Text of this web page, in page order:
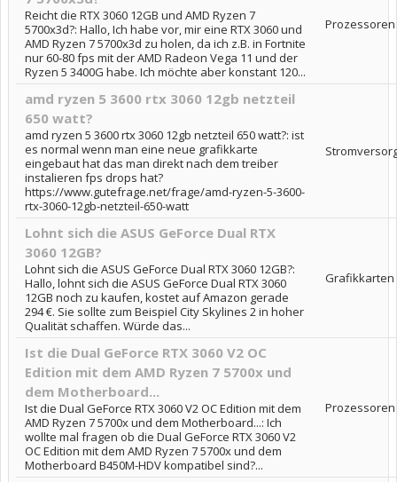
Reicht die RTX 3060 12GB und AMD Ryzen 7
5700x3d?: Hallo, Ich habe vor, mir eine RTX 3060 und
AMD Ryzen 7 5700x3d zu holen, da ich z.B. in Fortnite
nur 60-80 fps mit der AMD Radeon Vega 11 und der
Ryzen 5 3400G habe. Ich möchte aber konstant 120...
Prozessoren
amd ryzen 5 3600 rtx 3060 12gb netzteil
650 watt?
amd ryzen 5 3600 rtx 3060 12gb netzteil 650 watt?: ist
es normal wenn man eine neue grafikkarte
eingebaut hat das man direkt nach dem treiber
instalieren fps drops hat?
https://www.gutefrage.net/frage/amd-ryzen-5-3600-
rtx-3060-12gb-netzteil-650-watt
Lohnt sich die ASUS GeForce Dual RTX
3060 12GB?
Lohnt sich die ASUS GeForce Dual RTX 3060 12GB?:
Hallo, lohnt sich die ASUS GeForce Dual RTX 3060
12GB noch zu kaufen, kostet auf Amazon gerade
294 €. Sie sollte zum Beispiel City Skylines 2 in hoher
Qualität schaffen. Würde das...
Grafikkarten
Ist die Dual GeForce RTX 3060 V2 OC
Edition mit dem AMD Ryzen 7 5700x und
dem Motherboard...
Ist die Dual GeForce RTX 3060 V2 OC Edition mit dem
AMD Ryzen 7 5700x und dem Motherboard...: Ich
wollte mal fragen ob die Dual GeForce RTX 3060 V2
OC Edition mit dem AMD Ryzen 7 5700x und dem
Motherboard B450M-HDV kompatibel sind?...
Prozessoren